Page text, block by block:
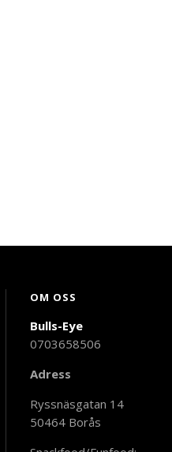
OM OSS
Bulls-Eye
0703658506
Adress
Ryssnäsgatan 14
50464 Borås